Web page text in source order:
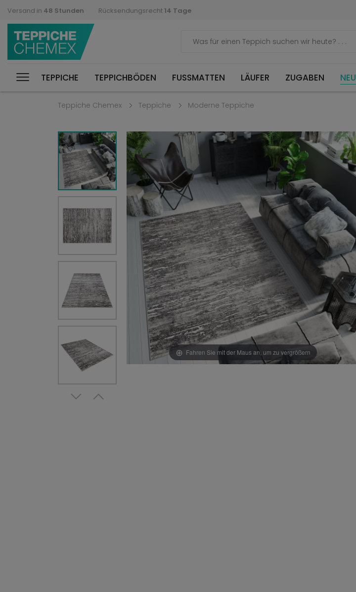
Versand in 48 Stunden Rücksendungsrecht 14 Tage
TEPPICHE TEPPICHBÖDEN FUSSMATTEN LÄUFER ZUGABEN NEU
Teppiche Chemex Teppiche Moderne Teppiche
Fahren Sie mit der Maus an, um zu vergrößern